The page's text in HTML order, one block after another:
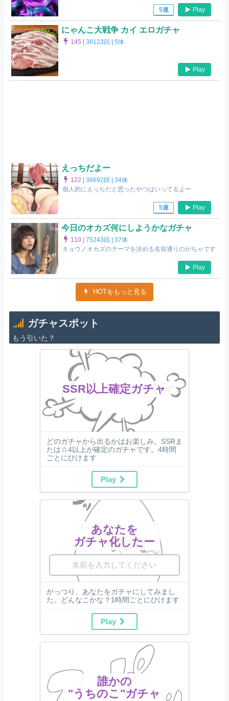
5連 Play
にゃんこ大戦争 カイ エロガチャ
145 |38123回 |5体
Play
えっちだよー
122 |36692回 |34体
個人的にえっちだと思ったやつはいってるよー
5連 Play
今日のオカズ何にしようかなガチャ
110 |75243回 |37体
キョウノオカズのテーマを決める名前通りのがちゃです
Play
HOTをもっと見る
ガチャスポット
もう引いた？
SSR以上確定ガチャ
どのガチャから出るかはお楽しみ。SSRま
たは☆4以上が確定のガチャです。4時間
ごとにひけます
Play
あなたを
ガチャ化したー
がっつり、あなたをガチャにしてみまし
た。どんなこかな？1時間ごとにひけます
Play
誰かの
"うちのこ"ガチャ